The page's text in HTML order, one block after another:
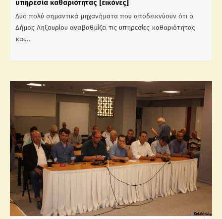
υπηρεσία καθαριότητας [εικόνες]
Δύο πολύ σημαντικά μηχανήματα που αποδεικνύουν ότι ο
Δήμος Ληξουρίου αναβαθμίζει τις υπηρεσίες καθαριότητας
και…